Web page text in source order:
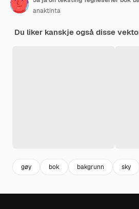
anaktinta
Du liker kanskje også disse
gøy bok bakgrunn sky